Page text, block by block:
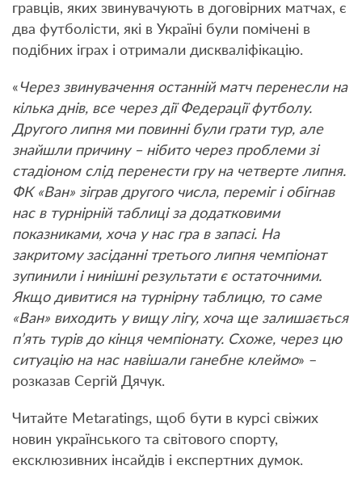
гравців, яких звинувачують в договірних матчах, є
два футболісти, які в Україні були помічені в
подібних іграх і отримали дискваліфікацію.
«Через звинувачення останній матч перенесли на
кілька днів, все через дії Федерації футболу.
Другого липня ми повинні були грати тур, але
знайшли причину – нібито через проблеми зі
стадіоном слід перенести гру на четверте липня.
ФК «Ван» зіграв другого числа, переміг і обігнав
нас в турнірній таблиці за додатковими
показниками, хоча у нас гра в запасі. На
закритому засіданні третього липня чемпіонат
зупинили і нинішні результати є остаточними.
Якщо дивитися на турнірну таблицю, то саме
«Ван» виходить у вищу лігу, хоча ще залишається
п’ять турів до кінця чемпіонату. Схоже, через цю
ситуацію на нас навішали ганебне клеймо» –
розказав Сергій Дячук.
Читайте Metaratings, щоб бути в курсі свіжих
новин українського та світового спорту,
ексклюзивних інсайдів і експертних думок.